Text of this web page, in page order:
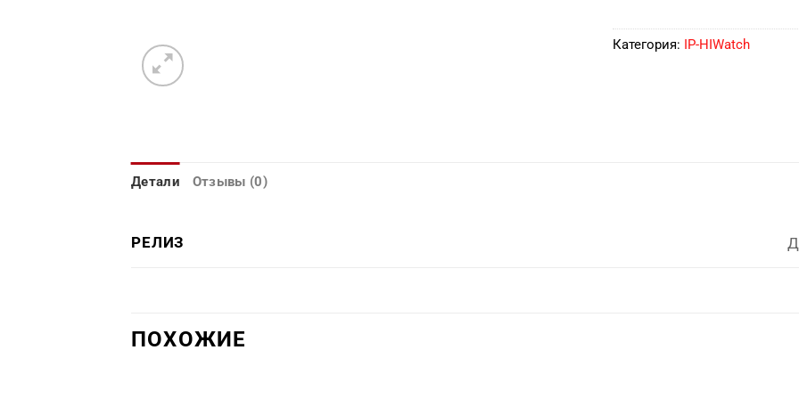
Категория: IP-HIWatch
Детали Отзывы (0)
РЕЛИЗ
ПОХОЖИЕ